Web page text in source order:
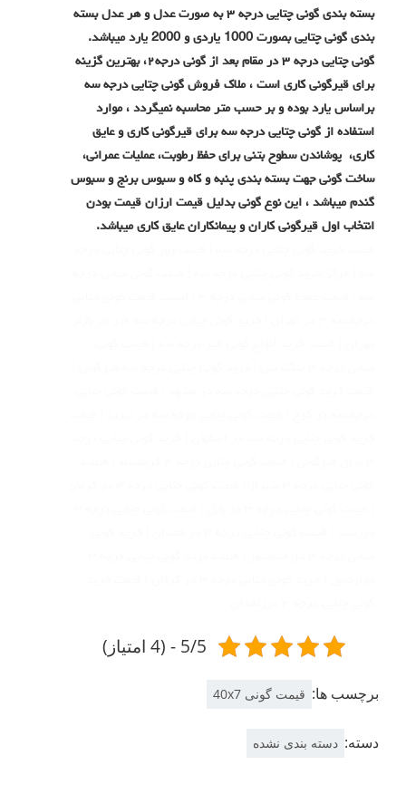
بسته بندی گونی چتایی درجه ۳ به صورت عدل و هر عدل بسته
بندی گونی چتایی بصورت 1000 یاردی و 2000 یارد میباشد.
گونی چتایی درجه ۳ در مقام بعد از گونی درجه۲، بهترین گزینه
برای قیرگونی کاری است ، ملاک فروش گونی چتایی درجه سه
براساس یارد بوده و بر حسب متر محاسبه نمیگردد ، موارد
استفاده از گونی چتایی درجه سه برای قیرگونی کاری و عایق
کاری، پوشاندن سطوح بتنی برای حفظ رطوبت، عملیات عمرانی،
ساخت گونی جهت بسته بندی پنبه و کاه و سبوس برنج و سبوس
گندم میباشد ، این نوع گونی بدلیل قیمت ارزان قیمت بودن
انتخاب اول قیرگونی کاران و پیمانکاران عایق کاری میباشد.
5/5 - (4 امتیاز)
برچسب ها: قیمت گونی 40x7
دسته: دسته بندی نشده